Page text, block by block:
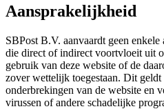
Aansprakelijkheid
SBPost B.V. aanvaardt geen
die direct of indirect voortvloeit uit
gebruik van deze website of de
zover wettelijk toegestaan. Dit
onderbrekingen van de website en
virussen of andere schadelijke